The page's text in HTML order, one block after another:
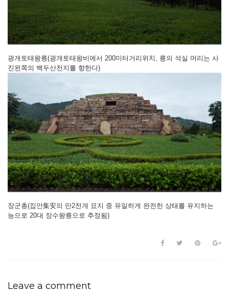
광개토태왕릉(광개토태왕비에서 200미터거리위치, 릉의 석실 머리는 사
진왼쪽의 백두산천지를 향한다)
장군총(집안集安의 만2천개 묘지 중 유일하게 완전한 상태를 유지하는
능으로 20대 장수왕릉으로 추정됨)
Leave a comment